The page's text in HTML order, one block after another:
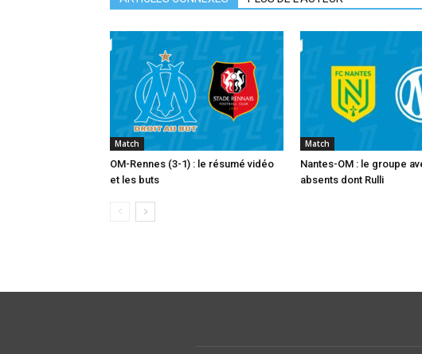
Match
OM-Rennes (3-1) : le résumé vidéo
et les buts
Match
Nantes-OM : le groupe
absents dont Rulli